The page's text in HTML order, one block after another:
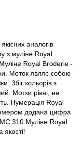
аналогів
з муліне Royal
Royal Broderie -
Моток являє собою
Збіг кольорів з
Мотки рівні, не
Нумерація Royal
додана цифра
310 Муліне Royal